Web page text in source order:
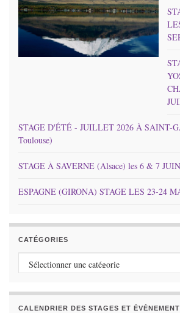
STAGE D'ÉTÉ - JUILLET 2026 À SAINT-
Toulouse)
STAGE À SAVERNE (Alsace) les 6 & 7
ESPAGNE (GIRONA) STAGE LES 23-24
CATÉGORIES
Catégories
CALENDRIER DES STAGES ET